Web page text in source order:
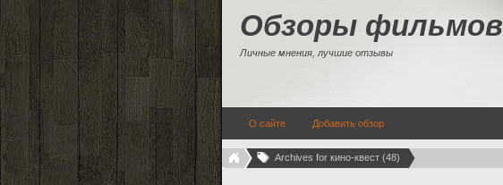
Обзоры фильмов
Личные мнения, лучшие отзывы
О сайте Добавить обзор
Archives for кино-квест (48)